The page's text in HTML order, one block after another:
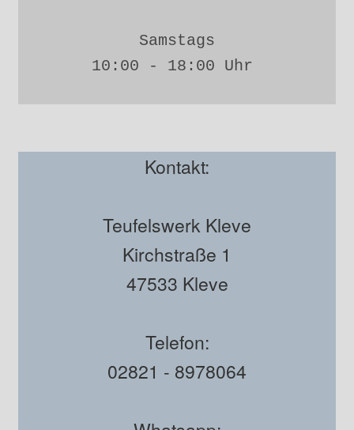
Samstags
10:00 - 18:00 Uhr
Kontakt:
Teufelswerk Kleve
Kirchstraße 1
47533 Kleve
Telefon:
02821 - 8978064